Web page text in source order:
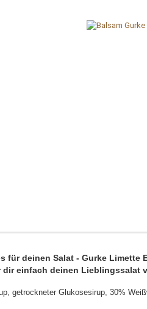
für deinen Salat - Gurke Limette
einfach deinen Lieblingssalat
getrockneter Glukosesirup, 30%